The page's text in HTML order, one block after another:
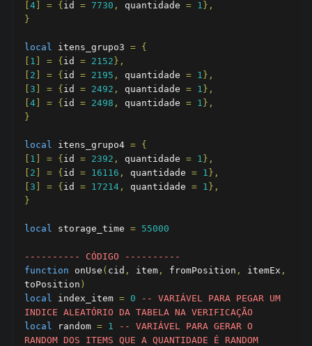
4 = { id = 7730 , quantidade = 1 },
}
local itens_grupo3 = {
1 = { id = 2152 },
2 = { id = 2195 , quantidade = 1 },
3 = { id = 2492 , quantidade = 1 },
4 = { id = 2498 , quantidade = 1 },
}
local itens_grupo4 = {
1 = { id = 2392 , quantidade = 1 },
2 = { id = 16116 , quantidade = 1 },
3 = { id = 17214 , quantidade = 1 },
}
local storage_time = 55000
---------- CÓDIGO ----------
function onUse ( cid , item , fromPosition , itemEx ,
toPosition )
local
index_item = 0
-- VARIÁVEL PARA PEGAR UM
INDICE ALEATÓRIO DA TABELA NA VERIFICAÇÃO
local
random = 1
-- VARIÁVEL PARA GERAR O
RANDOM DOS ITEMS QUE A QUANTIDADE É RANDOM